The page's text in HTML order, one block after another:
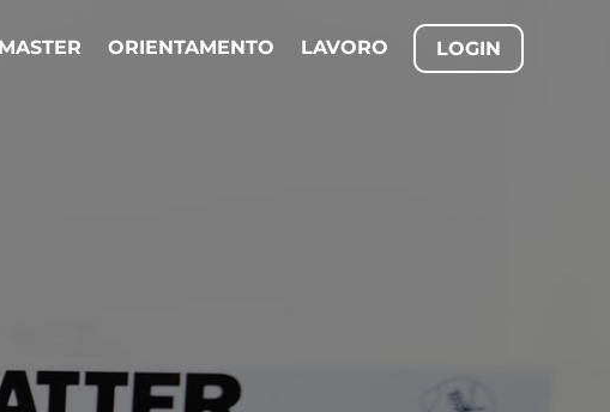
MASTER ORIENTAMENTO LAVORO LOGIN